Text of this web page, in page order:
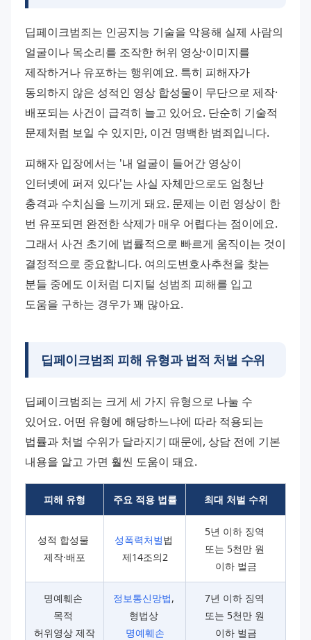
딥페이크범죄는 인공지능 기술을 악용해 실제 사람의
얼굴이나 목소리를 조작한 허위 영상·이미지를
제작하거나 유포하는 행위예요. 특히 피해자가
동의하지 않은 성적인 영상 합성물이 무단으로 제작·
배포되는 사건이 급격히 늘고 있어요. 단순히 기술적
문제처럼 보일 수 있지만, 이건 명백한 범죄입니다.
피해자 입장에서는 '내 얼굴이 들어간 영상이
인터넷에 퍼져 있다'는 사실 자체만으로도 엄청난
충격과 수치심을 느끼게 돼요. 문제는 이런 영상이 한
번 유포되면 완전한 삭제가 매우 어렵다는 점이에요.
그래서 사건 초기에 법률적으로 빠르게 움직이는 것이
결정적으로 중요합니다. 여의도변호사추천을 찾는
분들 중에도 이처럼 디지털 성범죄 피해를 입고
도움을 구하는 경우가 꽤 많아요.
딥페이크범죄 피해 유형과 법적 처벌 수위
딥페이크범죄는 크게 세 가지 유형으로 나눌 수
있어요. 어떤 유형에 해당하느냐에 따라 적용되는
법률과 처벌 수위가 달라지기 때문에, 상담 전에 기본
내용을 알고 가면 훨씬 도움이 돼요.
피해 유형 주요 적용 법률 최대 처벌 수위
성적 합성물
제작·배포
성폭력처벌법
제14조의2
5년 이하 징역
또는 5천만 원
이하 벌금
명예훼손
목적
허위영상 제작
정보통신망법,
형법상
명예훼손
7년 이하 징역
또는 5천만 원
이하 벌금